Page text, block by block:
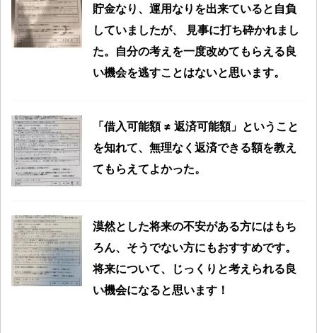
貯金なり、運用なりを出来ていると自負
していましたが、 見事に打ち砕かれまし
た。自分の考えを一度改めてもらえる良
い機会を逃すことはないと思います。
「借入可能額 ≠ 返済可能額」ということ
を知れて、無理なく返済できる額を教え
てもらえてよかった。
漠然とした将来の不安がある方にはもち
ろん、そうでない方にもおすすめです。
将来について、じっくりと考えられる良
い機会になると思います！